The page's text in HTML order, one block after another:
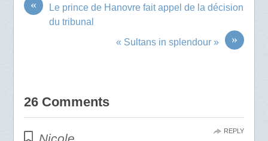
«
Le prince de Hanovre fait appel de la décision
du tribunal
»
« Sultans in splendour »
26 Comments
REPLY